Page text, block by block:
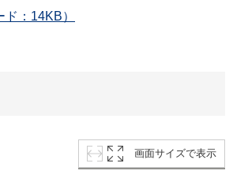
：14KB）
画面サイズで表示